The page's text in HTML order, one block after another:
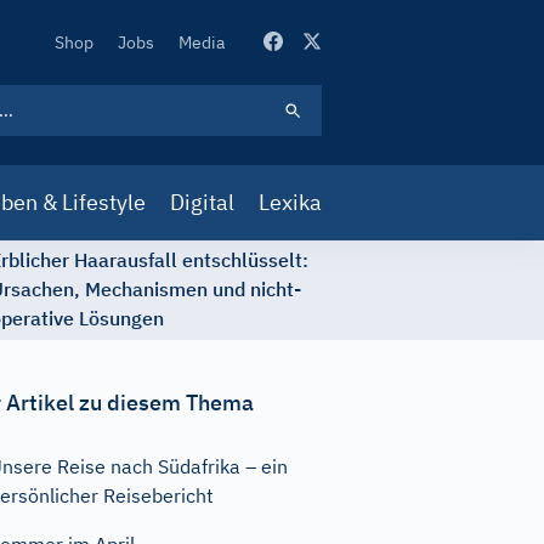
Secondary
Shop Jobs Media
& Lifestyle Digital Lexika
Haarausfall entschlüsselt:
Mechanismen und nicht-
Lösungen
Artikel zu diesem Thema
Reise nach Südafrika – ein
Reisebericht